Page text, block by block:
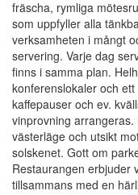
fräscha, rymliga
som uppfyller alla
verksamheten i mångt
servering. Varje dag
finns i samma plan.
konferenslokaler och
kaffepauser och ev.
vinprovning
västerläge och utsikt
solskenet. Gott om
Restaurangen erbjuder
tillsammans med en